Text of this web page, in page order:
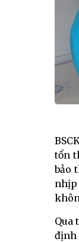
tổn
bảo
nhịp
Qua
định